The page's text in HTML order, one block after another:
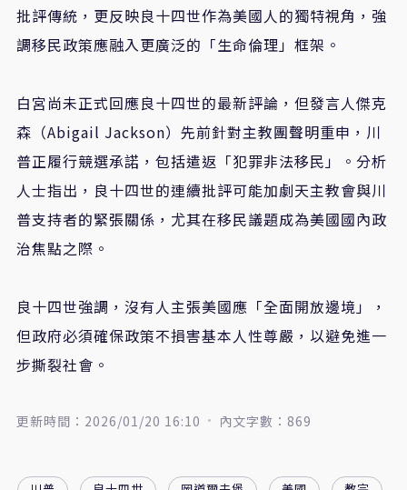
批評傳統，更反映良十四世作為美國人的獨特視角，強
調移民政策應融入更廣泛的「生命倫理」框架。
白宮尚未正式回應良十四世的最新評論，但發言人傑克
森（Abigail Jackson）先前針對主教團聲明重申，川
普正履行競選承諾，包括遣返「犯罪非法移民」。分析
人士指出，良十四世的連續批評可能加劇天主教會與川
普支持者的緊張關係，尤其在移民議題成為美國國內政
治焦點之際。
良十四世強調，沒有人主張美國應「全面開放邊境」，
但政府必須確保政策不損害基本人性尊嚴，以避免進一
步撕裂社會。
更新時間：2026/01/20 16:10 內文字數：869